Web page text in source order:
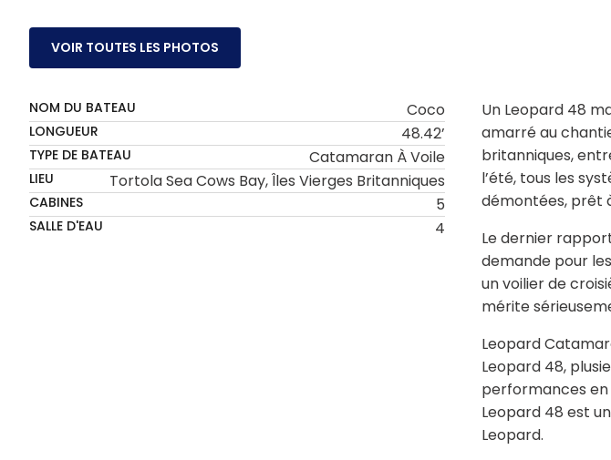
VOIR TOUTES LES PHOTOS
NOM DU BATEAU Coco
LONGUEUR 48.42’
TYPE DE BATEAU Catamaran À Voile
LIEU Tortola Sea Cows Bay, Îles Vierges Britanniques
CABINES 5
SALLE D'EAU 4
Un Leopard 48
amarré au
britanniques,
l’été, tous les
démontées, prêt
Le dernier
demande pour
un voilier de
mérite
Leopard
Leopard 48,
performances
Leopard 48 est
Leopard.